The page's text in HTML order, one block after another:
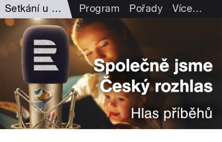
Setkání u mikrofonu Program Pořady Více…